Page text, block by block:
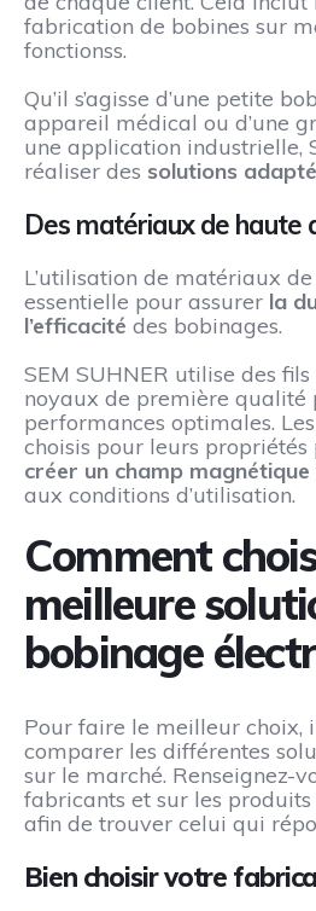
fabrication de bobines sur
fonctionss.
Qu’il s’agisse d’une petite
appareil médical ou d’une
une application industrielle,
réaliser des solutions
Des matériaux de haute
L’utilisation de matériaux
essentielle pour assurer la
l’efficacité des bobinages.
SEM SUHNER utilise des
noyaux de première qualité
performances optimales.
choisis pour leurs
créer un champ magnétique
aux conditions d’utilisation.
Comment
meilleure
bobinage
Pour faire le meilleur choix,
comparer les différentes
sur le marché. Renseignez-
fabricants et sur les produits
afin de trouver celui qui
Bien choisir votre